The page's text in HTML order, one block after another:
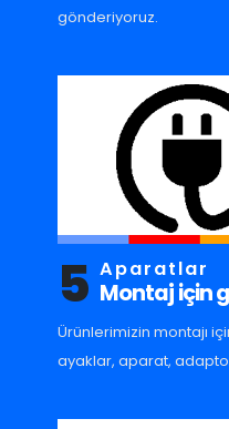
gönderiyoruz.
5 Aparatlar
Montaj için
Ürünlerimizin montajı
ayaklar, aparat,